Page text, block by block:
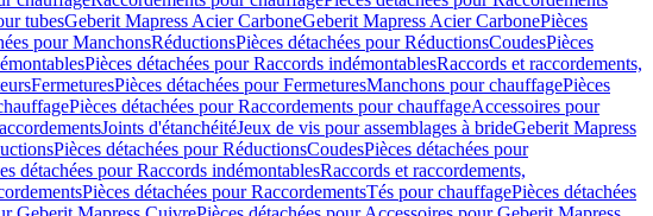
tubesGeberit Mapress Acier CarboneGeberit Mapress Acier CarbonePièces
pour ManchonsRéductionsPièces détachées pour RéductionsCoudesPièces
Pièces détachées pour Raccords indémontablesRaccords et raccordements,
FermeturesPièces détachées pour FermeturesManchons pour chauffagePièces
Pièces détachées pour Raccordements pour chauffageAccessoires pour
Joints d'étanchéitéJeux de vis pour assemblages à brideGeberit Mapress
Pièces détachées pour RéductionsCoudesPièces détachées pour
détachées pour Raccords indémontablesRaccords et raccordements,
Pièces détachées pour RaccordementsTés pour chauffagePièces détachées